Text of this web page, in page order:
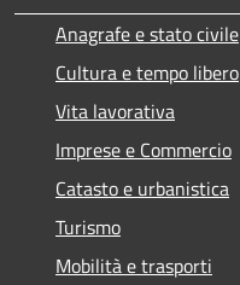
Anagrafe e stato civile
Cultura e tempo libero
Vita lavorativa
Imprese e Commercio
Catasto e urbanistica
Turismo
Mobilità e trasporti